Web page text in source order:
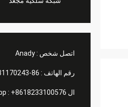
اتصل شخص :Anady
رقم الهاتف : 86-18131170243
ال WhatsApp : +8618233100576